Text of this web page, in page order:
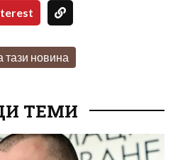
тази новина
ТЕМИ